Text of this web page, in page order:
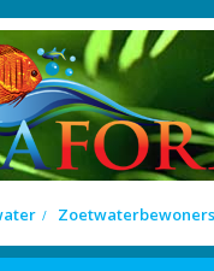
Zoetwaterbewoners